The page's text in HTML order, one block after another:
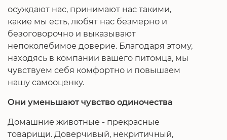
осуждают нас, принимают нас такими,
какие мы есть, любят нас безмерно и
безоговорочно и выказывают
непоколебимое доверие. Благодаря этому,
находясь в компании вашего питомца, мы
чувствуем себя комфортно и повышаем
нашу самооценку.
Они уменьшают чувство одиночества
Домашние животные - прекрасные
товарищи. Доверчивый, некритичный,